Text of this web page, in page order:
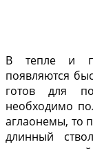
В теп­ле и
появляются
готов для
необходимо
аглаонемы, то
длинный